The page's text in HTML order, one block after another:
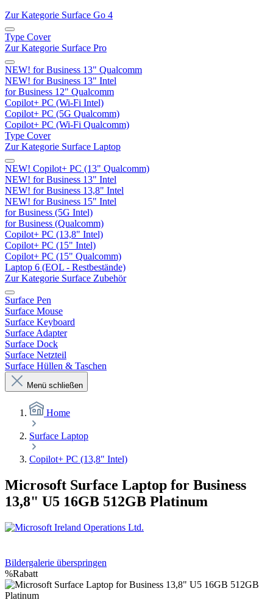
Zur Kategorie Surface Go 4
Type Cover
Zur Kategorie Surface Pro
NEW! for Business 13" Qualcomm
NEW! for Business 13" Intel
for Business 12" Qualcomm
Copilot+ PC (Wi-Fi Intel)
Copilot+ PC (5G Qualcomm)
Copilot+ PC (Wi-Fi Qualcomm)
Type Cover
Zur Kategorie Surface Laptop
NEW! Copilot+ PC (13" Qualcomm)
NEW! for Business 13" Intel
NEW! for Business 13,8" Intel
NEW! for Business 15" Intel
for Business (5G Intel)
for Business (Qualcomm)
Copilot+ PC (13,8" Intel)
Copilot+ PC (15" Intel)
Copilot+ PC (15" Qualcomm)
Laptop 6 (EOL - Restbestände)
Zur Kategorie Surface Zubehör
Surface Pen
Surface Mouse
Surface Keyboard
Surface Adapter
Surface Dock
Surface Netzteil
Surface Hüllen & Taschen
Menü schließen
Home
Surface Laptop
Copilot+ PC (13,8" Intel)
Microsoft Surface Laptop for Business
13,8" U5 16GB 512GB Platinum
Bildergalerie überspringen
%Rabatt